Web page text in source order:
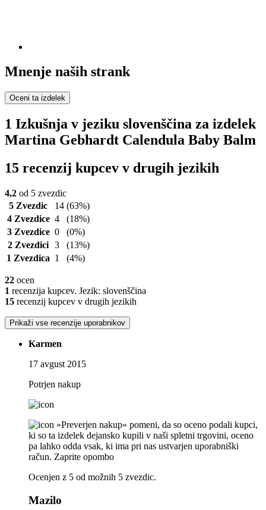
Mnenje naših strank
Oceni ta izdelek
1 Izkušnja v jeziku slovenščina za izdelek
Martina Gebhardt Calendula Baby Balm
15 recenzij kupcev v drugih jezikih
4,2 od 5 zvezdic
5 Zvezdic
14 (63%)
4 Zvezdice 4
(18%)
3 Zvezdice 0
(0%)
2 Zvezdici 3
(13%)
1 Zvezdica 1 (4%)
22 ocen
1 recenzija kupcev. Jezik: slovenščina
15 recenzij kupcev v drugih jezikih
Prikaži vse recenzije uporabnikov
Karmen
17 avgust 2015
Potrjen nakup
»Preverjen nakup« pomeni, da so oceno podali kupci,
ki so ta izdelek dejansko kupili v naši spletni trgovini, oceno
pa lahko odda vsak, ki ima pri nas ustvarjen uporabniški
račun. Zaprite opombo
Ocenjen z 5 od možnih 5 zvezdic.
Mazilo